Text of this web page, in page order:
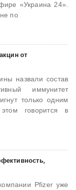
«Украина 24».
по
от
назвали состав
иммунитет
только одним
говорится в
Pfizer уже